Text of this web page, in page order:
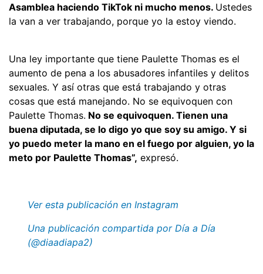
Asamblea haciendo TikTok ni mucho menos. Ustedes
la van a ver trabajando, porque yo la estoy viendo.
Una ley importante que tiene Paulette Thomas es el
aumento de pena a los abusadores infantiles y delitos
sexuales. Y así otras que está trabajando y otras
cosas que está manejando. No se equivoquen con
Paulette Thomas. No se equivoquen. Tienen una
buena diputada, se lo digo yo que soy su amigo. Y si
yo puedo meter la mano en el fuego por alguien, yo la
meto por Paulette Thomas”, expresó.
Ver esta publicación en Instagram
Una publicación compartida por Día a Día
(@diaadiapa2)